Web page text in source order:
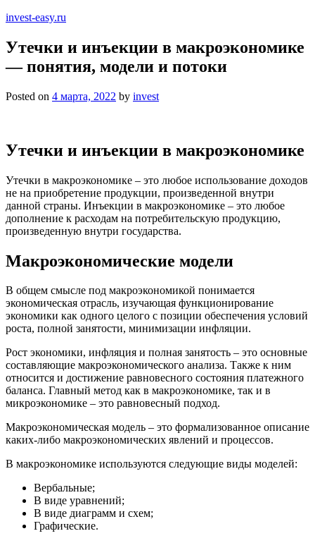
invest-easy.ru
Утечки и инъекции в макроэкономике
— понятия, модели и потоки
Posted on 4 марта, 2022 by invest
Утечки и инъекции в макроэкономике
Утечки в макроэкономике – это любое использование доходов
не на приобретение продукции, произведенной внутри
данной страны. Инъекции в макроэкономике – это любое
дополнение к расходам на потребительскую продукцию,
произведенную внутри государства.
Макроэкономические модели
В общем смысле под макроэкономикой понимается
экономическая отрасль, изучающая функционирование
экономики как одного целого с позиции обеспечения условий
роста, полной занятости, минимизации инфляции.
Рост экономики, инфляция и полная занятость – это основные
составляющие макроэкономического анализа. Также к ним
относится и достижение равновесного состояния платежного
баланса. Главный метод как в макроэкономике, так и в
микроэкономике – это равновесный подход.
Макроэкономическая модель – это формализованное описание
каких-либо макроэкономических явлений и процессов.
В макроэкономике используются следующие виды моделей:
Вербальные;
В виде уравнений;
В виде диаграмм и схем;
Графические.